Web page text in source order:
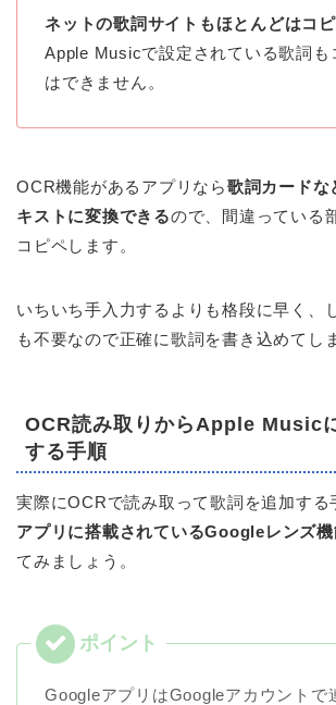
ネットの歌詞サイトもほとんどはコ
Apple Musicで設定されている歌詞も
はできません。
OCR機能があるアプリなら歌詞カードな
キストに変換できるので、間違っている
コピペします。
いちいち手入力するよりも格段に早く、
も不要なので正確に歌詞を書き込めてし
OCR読み取りからApple Music
する手順
実際にOCRで読み取って歌詞を追加する
アプリに搭載されているGoogleレンズ
てみましょう。
GoogleアプリはGoogleアカウントで